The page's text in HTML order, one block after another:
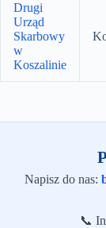
Drugi
Urząd
Skarbowy
w
Koszalinie
Napisz do nas:
📞